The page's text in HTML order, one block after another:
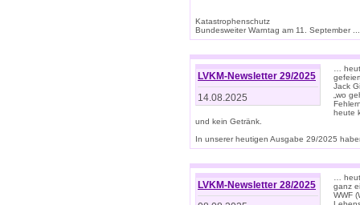
Katastrophenschutz
Bundesweiter Warntag am 11. September
LVKM-Newsletter 29/2025
14.08.2025
…
Jack
„wo
heute
und kein Getränk.
In unserer heutigen Ausgabe 29/2025
LVKM-Newsletter 28/2025
…
ganz
WWF